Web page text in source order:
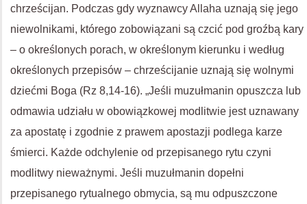
chrześcijan. Podczas gdy wyznawcy Allaha uznają się jego
niewolnikami, którego zobowiązani są czcić pod groźbą kary
– o określonych porach, w określonym kierunku i według
określonych przepisów – chrześcijanie uznają się wolnymi
dziećmi Boga (Rz 8,14-16). „Jeśli muzułmanin opuszcza lub
odmawia udziału w obowiązkowej modlitwie jest uznawany
za apostatę i zgodnie z prawem apostazji podlega karze
śmierci. Każde odchylenie od przepisanego rytu czyni
modlitwy nieważnymi. Jeśli muzułmanin dopełni
przepisanego rytualnego obmycia, są mu odpuszczone